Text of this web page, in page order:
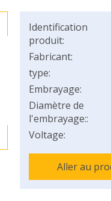
Identification
produit:
Fabricant:
type:
Embrayage:
Diamètre de
l'embrayage::
Voltage:
Aller au